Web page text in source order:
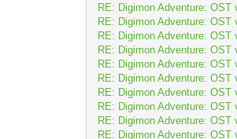
RE: Digimon Adventure: OST
RE: Digimon Adventure: OST
RE: Digimon Adventure: OST
RE: Digimon Adventure: OST
RE: Digimon Adventure: OST
RE: Digimon Adventure: OST
RE: Digimon Adventure: OST
RE: Digimon Adventure: OST
RE: Digimon Adventure: OST
RE: Digimon Adventure: OST